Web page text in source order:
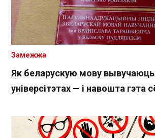
Як беларускую мову вывучаюць
універсітэтах — і навошта гэта
Замежжа